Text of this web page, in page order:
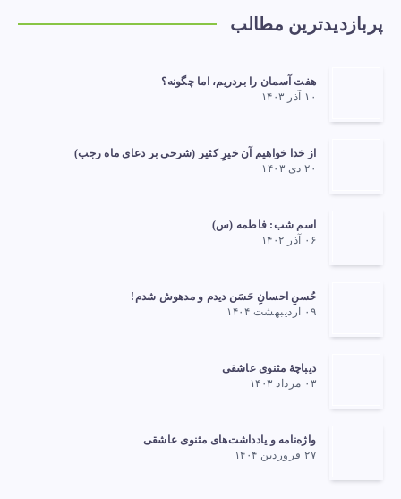
پربازدیدترین مطالب
هفت آسمان را بردریم، اما چگونه؟
۱۰ آذر ۱۴۰۳
از خدا خواهیم آن خیرِ کثیر (شرحی بر دعای ماه رجب)
۲۰ دی ۱۴۰۳
اسم شب: فاطمه (س)
۰۶ آذر ۱۴۰۲
حُسنِ احسانِ حَسَن دیدم و مدهوش شدم!
۰۹ اردیبهشت ۱۴۰۴
دیباچهٔ مثنوی عاشقی
۰۳ مرداد ۱۴۰۳
واژه‌نامه و یادداشت‌های مثنوی عاشقی
۲۷ فروردین ۱۴۰۴